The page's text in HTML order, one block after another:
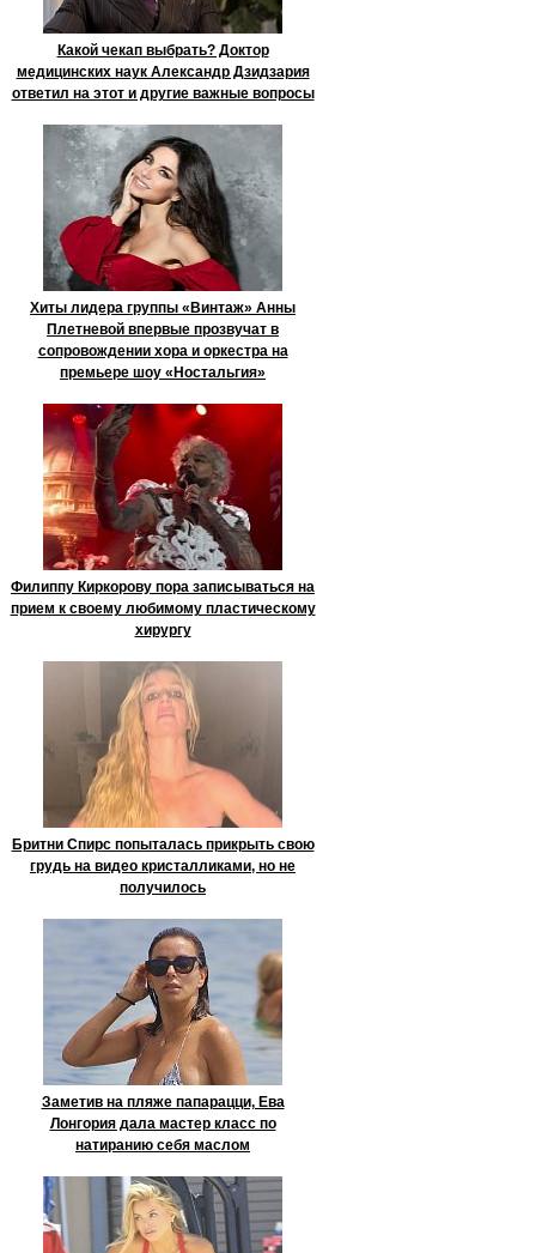
Какой чекап выбрать? Доктор
медицинских наук Александр Дзидзария
ответил на этот и другие важные вопросы
Хиты лидера группы «Винтаж» Анны
Плетневой впервые прозвучат в
сопровождении хора и оркестра на
премьере шоу «Ностальгия»
Филиппу Киркорову пора записываться на
прием к своему любимому пластическому
хирургу
Бритни Спирс попыталась прикрыть свою
грудь на видео кристалликами, но не
получилось
Заметив на пляже папарацци, Ева
Лонгория дала мастер класс по
натиранию себя маслом